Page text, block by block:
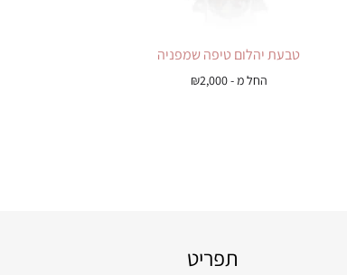
טבעת יהלום טיפה שמפניה
החל מ - ₪2,000
תפריט